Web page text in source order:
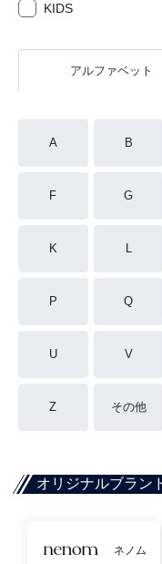
KIDS
アルファベット
A B
F G
K L
P Q
U V
Z その他
オリジナルブラン
ネノム